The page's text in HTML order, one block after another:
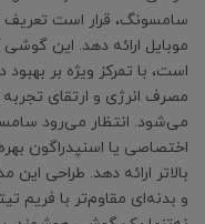
سامسونگ، قرار است
است، با تمرکز ویژه بر
مصرف انرژی و ارتقای
اختصاصی یا اسنپدراگون
بالاتر ارائه دهد. طراحی